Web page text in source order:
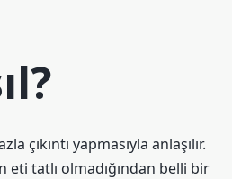
yapmasıyla anlaşılır.
eti tatlı olmadığından belli bir